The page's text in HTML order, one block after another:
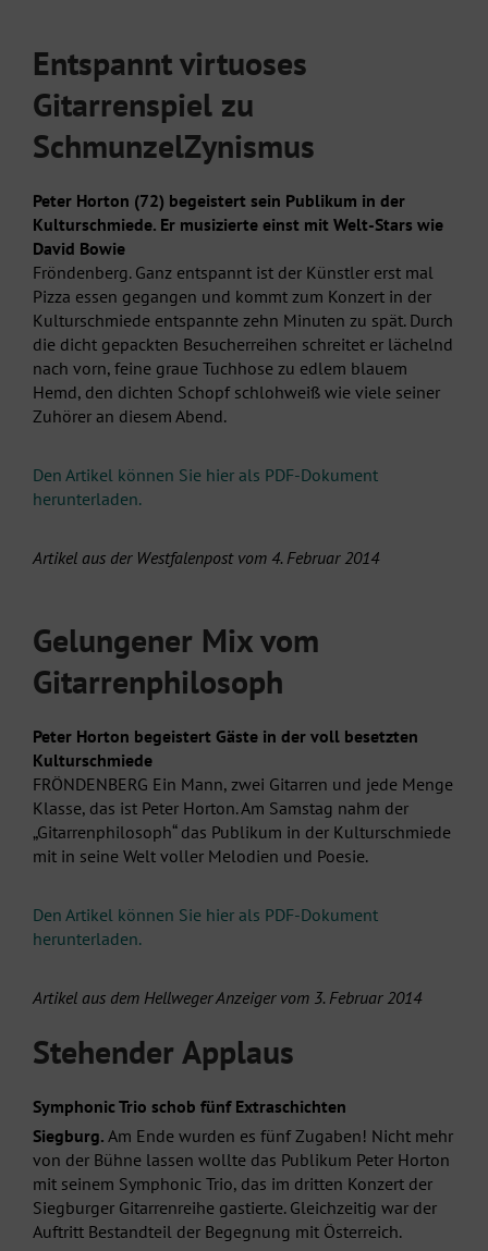
Entspannt virtuoses
Gitarrenspiel zu
SchmunzelZynismus
Peter Horton (72) begeistert sein Publikum in der
Kulturschmiede. Er musizierte einst mit Welt-Stars wie
David Bowie
Fröndenberg. Ganz entspannt ist der Künstler erst mal
Pizza essen gegangen und kommt zum Konzert in der
Kulturschmiede entspannte zehn Minuten zu spät. Durch
die dicht gepackten Besucherreihen schreitet er lächelnd
nach vorn, feine graue Tuchhose zu edlem blauem
Hemd, den dichten Schopf schlohweiß wie viele seiner
Zuhörer an diesem Abend.
Den Artikel können Sie hier als PDF-Dokument
herunterladen.
Artikel aus der Westfalenpost vom 4. Februar 2014
Gelungener Mix vom
Gitarrenphilosoph
Peter Horton begeistert Gäste in der voll besetzten
Kulturschmiede
FRÖNDENBERG Ein Mann, zwei Gitarren und jede Menge
Klasse, das ist Peter Horton. Am Samstag nahm der
„Gitarrenphilosoph“ das Publikum in der Kulturschmiede
mit in seine Welt voller Melodien und Poesie.
Den Artikel können Sie hier als PDF-Dokument
herunterladen.
Artikel aus dem Hellweger Anzeiger vom 3. Februar 2014
Stehender Applaus
Symphonic Trio schob fünf Extraschichten
Siegburg. Am Ende wurden es fünf Zugaben! Nicht mehr
von der Bühne lassen wollte das Publikum Peter Horton
mit seinem Symphonic Trio, das im dritten Konzert der
Siegburger Gitarrenreihe gastierte. Gleichzeitig war der
Auftritt Bestandteil der Begegnung mit Österreich.